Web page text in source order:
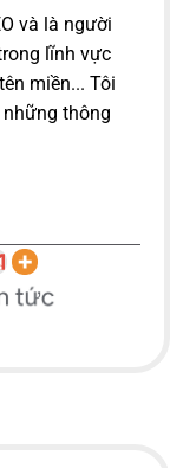
và là người
lĩnh vực
miền... Tôi
thông